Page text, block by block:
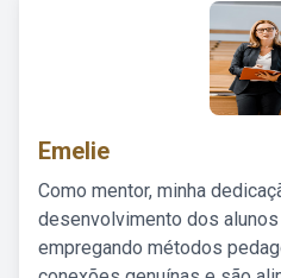
Emelie
Como mentor, minha
desenvolvimento dos
empregando métodos